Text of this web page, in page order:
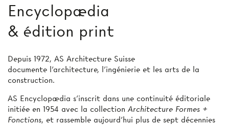
Encyclopædia
& édition print
Depuis 1972, AS Architecture Suisse
documente l’architecture, l’ingénierie et les arts de la
construction.
AS Encyclopædia s’inscrit dans une continuité éditoriale
initiée en 1954 avec la collection Architecture Formes +
Fonctions, et rassemble aujourd’hui plus de sept décennies